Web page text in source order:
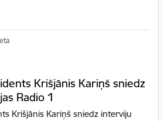
Krišjānis Kariņš sniedz
Radio 1
Krišjānis Kariņš sniedz interviju